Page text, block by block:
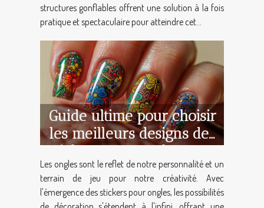
structures gonflables offrent une solution à la fois
pratique et spectaculaire pour atteindre cet...
Guide ultime pour choisir
les meilleurs designs de
stickers pour ongles
Les ongles sont le reflet de notre personnalité et un
terrain de jeu pour notre créativité. Avec
l'émergence des stickers pour ongles, les possibilités